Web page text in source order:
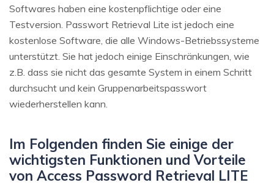
Softwares haben eine kostenpflichtige oder eine
Testversion. Passwort Retrieval Lite ist jedoch eine
kostenlose Software, die alle Windows-Betriebssysteme
unterstützt. Sie hat jedoch einige Einschränkungen, wie
z.B. dass sie nicht das gesamte System in einem Schritt
durchsucht und kein Gruppenarbeitspasswort
wiederherstellen kann.
Im Folgenden finden Sie einige der
wichtigsten Funktionen und Vorteile
von Access Password Retrieval LITE